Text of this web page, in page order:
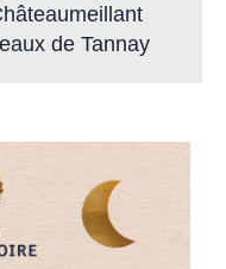
de Tannay